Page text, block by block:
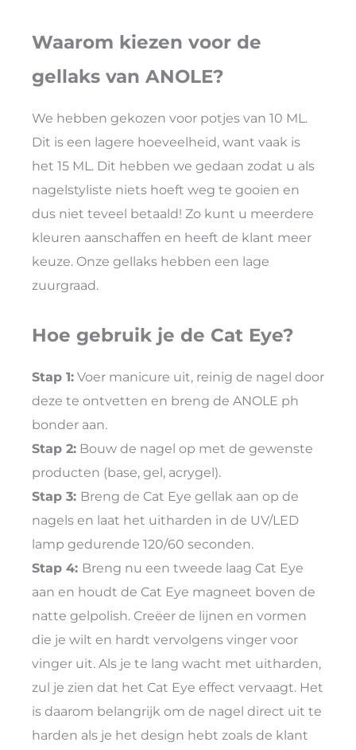
Waarom kiezen voor de
gellaks van ANOLE?
We hebben gekozen voor potjes van 10 ML.
Dit is een lagere hoeveelheid, want vaak is
het 15 ML. Dit hebben we gedaan zodat u als
nagelstyliste niets hoeft weg te gooien en
dus niet teveel betaald! Zo kunt u meerdere
kleuren aanschaffen en heeft de klant meer
keuze. Onze gellaks hebben een lage
zuurgraad.
Hoe gebruik je de Cat Eye?
Stap 1: Voer manicure uit, reinig de nagel door
deze te ontvetten en breng de ANOLE ph
bonder aan.
Stap 2: Bouw de nagel op met de gewenste
producten (base, gel, acrygel).
Stap 3: Breng de Cat Eye gellak aan op de
nagels en laat het uitharden in de UV/LED
lamp gedurende 120/60 seconden.
Stap 4: Breng nu een tweede laag Cat Eye
aan en houdt de Cat Eye magneet boven de
natte gelpolish. Creëer de lijnen en vormen
die je wilt en hardt vervolgens vinger voor
vinger uit. Als je te lang wacht met uitharden,
zul je zien dat het Cat Eye effect vervaagt. Het
is daarom belangrijk om de nagel direct uit te
harden als je het design hebt zoals de klant